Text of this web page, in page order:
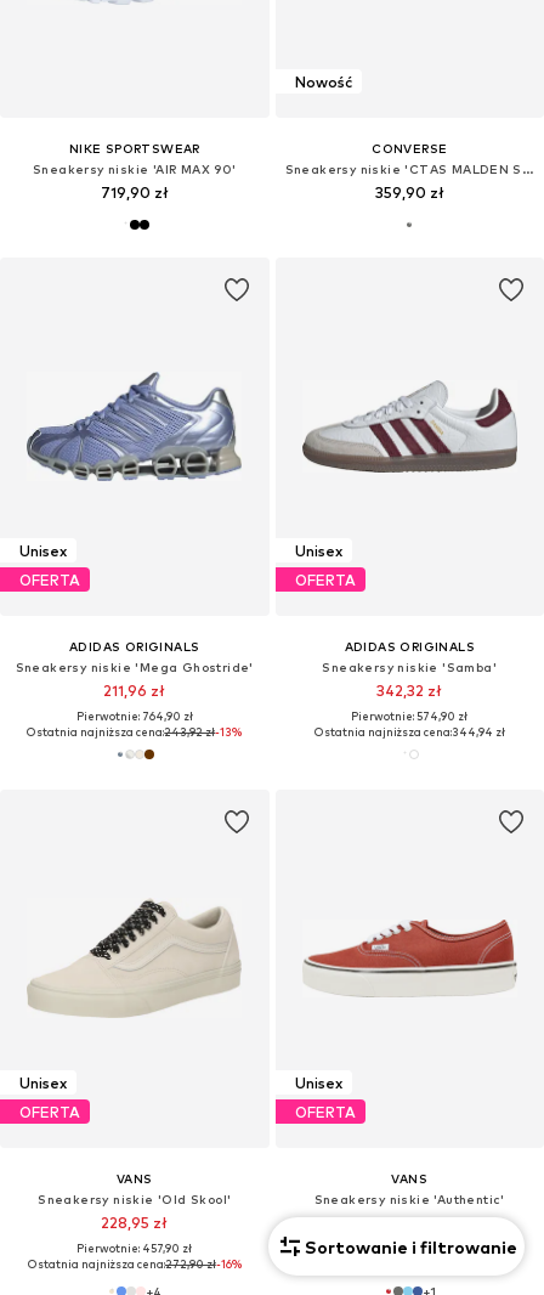
NIKE SPORTSWEAR
Sneakersy niskie 'AIR MAX 90'
719,90 zł
Nowość
CONVERSE
Sneakersy niskie 'CTAS MALDEN STREET'
359,90 zł
Unisex
OFERTA
ADIDAS ORIGINALS
Sneakersy niskie 'Mega Ghostride'
211,96 zł
Pierwotnie: 764,90 zł
Ostatnia najniższa cena:243,92 zł-13%
Unisex
OFERTA
ADIDAS ORIGINALS
Sneakersy niskie 'Samba'
342,32 zł
Pierwotnie: 574,90 zł
Ostatnia najniższa cena:344,94 zł
Unisex
OFERTA
VANS
Sneakersy niskie 'Old Skool'
228,95 zł
Pierwotnie: 457,90 zł
Ostatnia najniższa cena:272,90 zł-16%
+4
Unisex
OFERTA
VANS
Sneakersy niskie 'Authentic'
Od 307,92 zł
Pierwotnie: 384,90 zł
+1
Sortowanie i filtrowanie